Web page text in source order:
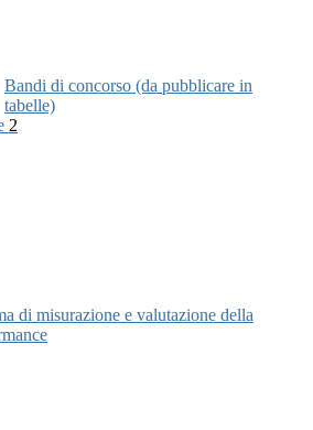
Bandi di concorso (da pubblicare in
tabelle)
2
di misurazione e valutazione della